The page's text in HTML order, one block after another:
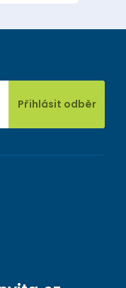
Přihlásit odběr